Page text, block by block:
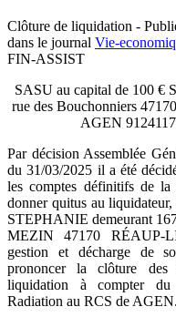
Clôture de liquidation -
dans le journal Vie-
FIN-ASSIST
SASU au capital de 100 €
rue des Bouchonniers
AGEN
Par décision Assemblée
du 31/03/2025 il a été
les comptes définitifs de
donner quitus au
STEPHANIE demeurant
MEZIN 47170 RÉAUP-
gestion et décharge de
prononcer la clôture des
liquidation à compter du
Radiation au RCS de AGEN.